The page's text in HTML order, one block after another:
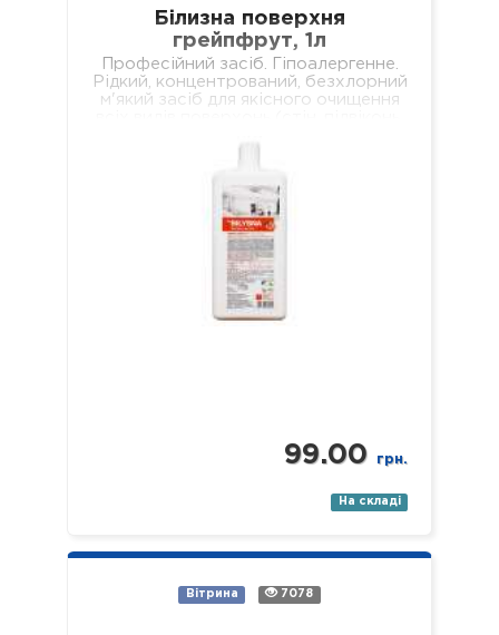
Білизна поверхня
грейпфрут, 1л
Професійний засіб. Гіпоалергенне.
Рідкий, концентрований, безхлорний
м'який засіб для якісного очищення
99.00 грн.
На складі
Вітрина 7078